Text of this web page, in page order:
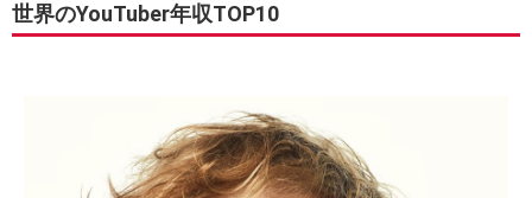
世界のYouTuber年収TOP10